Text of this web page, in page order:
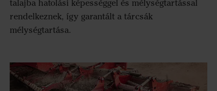
talajba hatolási képességgel és mélységtartással
rendelkeznek, így garantált a tárcsák
mélységtartása.